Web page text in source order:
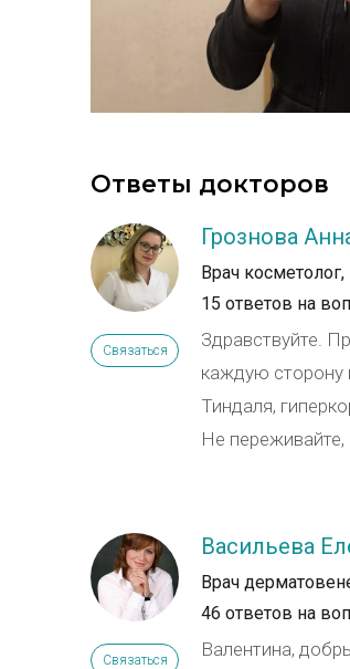
Ответы докторов
Связаться
Грознова
Врач
15 ответов на
Здравствуйте.
каждую сторону
Тиндаля,
Не
Связаться
Васильева
Врач
46 ответов на
Валентина,